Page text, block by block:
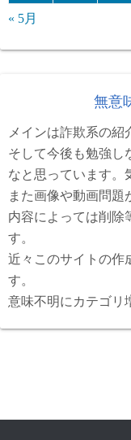
« 5月
無意
メインは詐欺系の紹
そして今後も勉強し
なと思っています。
また画像や動画問題
内容によっては削除
す。
近々このサイトの作
す。
意味不明にカテゴリ